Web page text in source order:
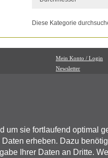
um sie fortlaufend optimal
erheben. Dazu
Ihrer Daten an Dritte.
Diese Kategorie
Mein Konto / Login
Newsletter